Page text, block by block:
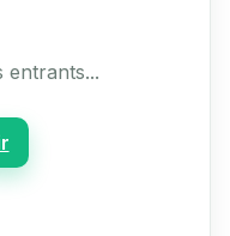
entrants...